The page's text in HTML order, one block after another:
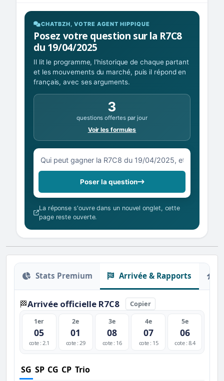
CHATBZH, VOTRE AGENT HIPPIQUE
Posez votre question sur la R7C8
du 19/04/2025
Il lit le programme, l'historique de chaque partant
et les mouvements du marché, puis il répond en
français, avec ses arguments.
3
questions offertes par jour
Voir les formules
Votre question sur la R7C8 du 19/04/2025
Poser la question
La réponse s'ouvre dans un nouvel onglet, cette
page reste ouverte.
Stats Premium Arrivée & Rapports
🏁Arrivée officielle R7C8 Copier
1er
05
cote : 2.1
2e
01
cote : 29
3e
08
cote : 16
4e
07
cote : 15
5e
06
cote : 8.4
SG SP CG CP Trio